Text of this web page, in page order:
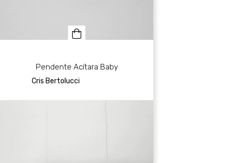
Pendente Acítara Baby
Cris Bertolucci